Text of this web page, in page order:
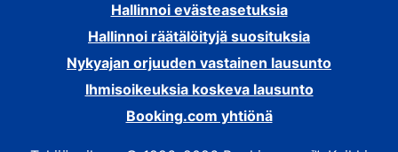
Hallinnoi evästeasetuksia
Hallinnoi räätälöityjä suosituksia
Nykyajan orjuuden vastainen lausunto
Ihmisoikeuksia koskeva lausunto
Booking.com yhtiönä